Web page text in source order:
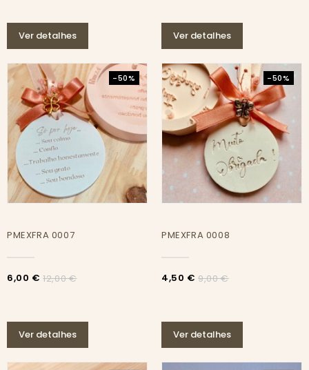
Ver detalhes Ver detalhes
-50%
PMEXFRA 0007
6,00 € 12,00 €
Ver detalhes
-50%
PMEXFRA 0008
4,50 € 9,00 €
Ver detalhes